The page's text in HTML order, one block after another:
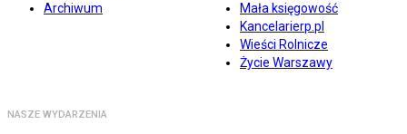
Archiwum
Mała księgowość
Kancelarierp.pl
Wieści Rolnicze
Życie Warszawy
NASZE WYDARZENIA